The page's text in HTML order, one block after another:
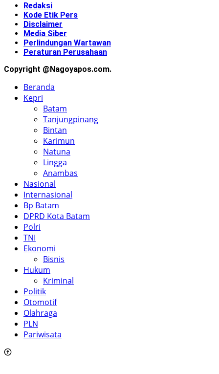
Redaksi
Kode Etik Pers
Disclaimer
Media Siber
Perlindungan Wartawan
Peraturan Perusahaan
Copyright @Nagoyapos.com.
Beranda
Kepri
Batam
Tanjungpinang
Bintan
Karimun
Natuna
Lingga
Anambas
Nasional
Internasional
Bp Batam
DPRD Kota Batam
Polri
TNI
Ekonomi
Bisnis
Hukum
Kriminal
Politik
Otomotif
Olahraga
PLN
Pariwisata